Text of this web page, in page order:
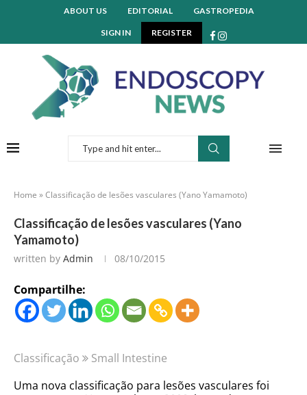
ABOUT US EDITORIAL GASTROPEDIA
SIGN IN REGISTER
Home »Classificação de lesões vasculares (Yano Yamamoto)
Classificação de lesões vasculares (Yano
Yamamoto)
written by Admin 08/10/2015
Compartilhe:
Classificação
Small Intestine
Uma nova classificação para lesões vasculares foi